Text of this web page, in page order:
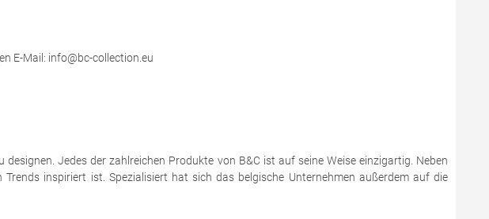
E-Mail: info@bc-collection.eu
Jedes der zahlreichen Produkte von B&C ist auf seine Weise einzigartig. Neben
inspiriert ist. Spezialisiert hat sich das belgische Unternehmen außerdem auf die